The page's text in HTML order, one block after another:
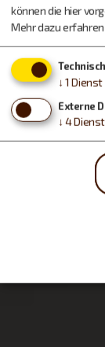
können die hier
Mehr dazu
↓ 1 Dienst
Externe
↓ 4